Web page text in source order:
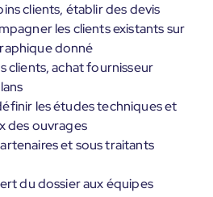
clients, établir des devis
les clients existants sur
donné
clients, achat fournisseur
les études techniques et
des ouvrages
et sous traitants
du dossier aux équipes